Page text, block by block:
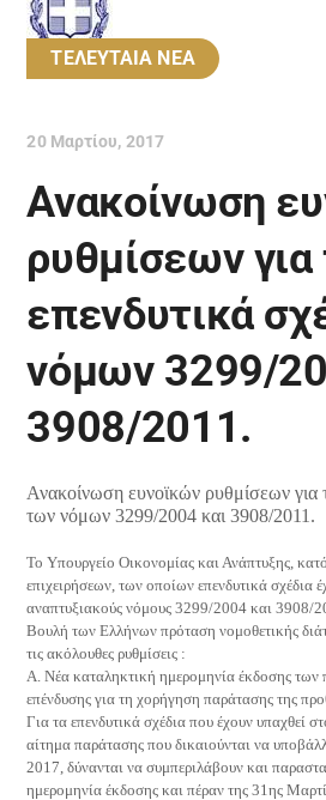
ΤΕΛΕΥΤΑΙΑ ΝΕΑ
20 Μαρτίου, 2017
Ανακοίνωση
ρυθμίσεων για
επενδυτικά
νόμων 3299/
3908/2011.
Ανακοίνωση ευνοϊκών ρυθμίσεων για
των νόμων 3299/2004 και 3908/2011.
Το Υπουργείο Οικονομίας και Ανάπτυξης,
επιχειρήσεων, των οποίων επενδυτικά σχέδια
αναπτυξιακούς νόμους 3299/2004 και 3908/
Βουλή των Ελλήνων πρόταση νομοθετικής
τις ακόλουθες ρυθμίσεις :
Α. Νέα καταληκτική ημερομηνία έκδοσης των
επένδυσης για τη χορήγηση παράτασης της
Για τα επενδυτικά σχέδια που έχουν υπαχθεί
αίτημα παράτασης που δικαιούνται να
2017, δύνανται να συμπεριλάβουν και
ημερομηνία έκδοσης και πέραν της 31ης